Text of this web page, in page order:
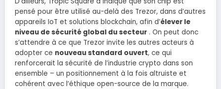
pensé pour être utilisé au-delà des Trezor, dans d’autres
appareils IoT et solutions blockchain, afin d’élever le
niveau de sécurité global du secteur . On peut donc
s’attendre à ce que Trezor invite les autres acteurs à
adopter ce nouveau standard ouvert, ce qui
renforcerait la sécurité de l’industrie crypto dans son
ensemble – un positionnement à la fois altruiste et
cohérent avec l’éthique open-source de la marque.